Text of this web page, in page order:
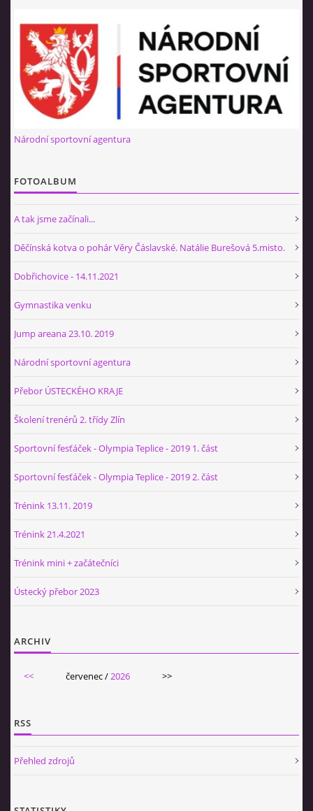
Národní sportovní agentura
FOTOALBUM
A tak jsme začínali...
Děčínská kotva o pohár Věry Čáslavské. Natálie Burešová 5.misto.
Dobřichovice - 14.11.2021
Gymnastika venku
Jump areana 23.10. 2019
Národní sportovní agentura
Přebor ÚSTECKÉHO KRAJE
Školení trenérů 2. třídy Zlín
Sportovní fesťáček - Olympia Teplice - 2019 1. část
Sportovní fesťáček - Olympia Teplice - 2019 2. část
Trénink 13.11. 2019
Trénink 21.4.2021
Trénink mini + začátečníci
Ústecký přebor 2023
ARCHIV
<< červenec /2026 >>
RSS
Přehled zdrojů